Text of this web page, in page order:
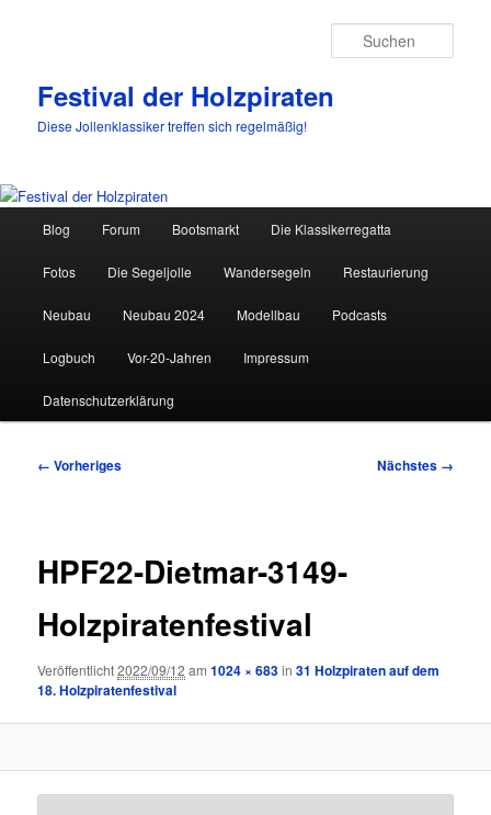
Festival der Holzpiraten
Diese Jollenklassiker treffen sich regelmäßig!
Zum
primären
Inhalt
springen
Blog Forum Bootsmarkt Die Klassikerregatta
Fotos Die Segeljolle Wandersegeln Restaurierung
Neubau Neubau 2024 Modellbau Podcasts
Logbuch Vor-20-Jahren Impressum
Datenschutzerklärung
Bilder-
← Vorheriges Nächstes →
HPF22-Dietmar-3149-
Holzpiratenfestival
Veröffentlicht2022/09/12 am1024 × 683in31 Holzpiraten auf dem
18. Holzpiratenfestival